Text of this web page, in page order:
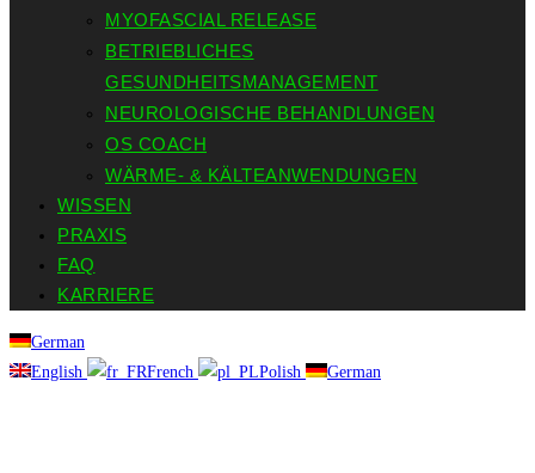
MYOFASCIAL RELEASE
BETRIEBLICHES
GESUNDHEITSMANAGEMENT
NEUROLOGISCHE BEHANDLUNGEN
OS COACH
WÄRME- & KÄLTEANWENDUNGEN
WISSEN
PRAXIS
FAQ
KARRIERE
German
English
French Polish German